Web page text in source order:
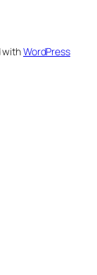
withWordPress